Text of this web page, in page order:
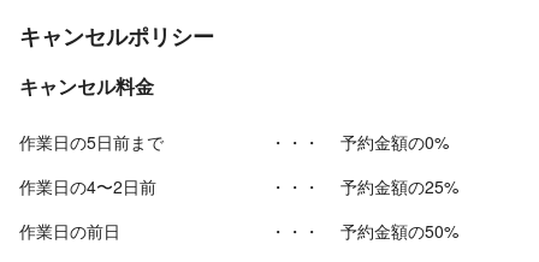
キャンセルポリシー
キャンセル料金
作業日の5日前まで ・・・
予約金額の0%
作業日の4〜2日前
・・・
予約金額の25%
作業日の前日
・・・
予約金額の50%